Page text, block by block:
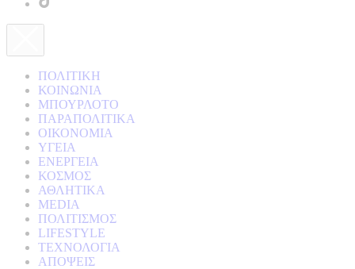
ΠΟΛΙΤΙΚΗ
ΚΟΙΝΩΝΙΑ
ΜΠΟΥΡΛΟΤΟ
ΠΑΡΑΠΟΛΙΤΙΚΑ
ΟΙΚΟΝΟΜΙΑ
ΥΓΕΙΑ
ΕΝΕΡΓΕΙΑ
ΚΟΣΜΟΣ
ΑΘΛΗΤΙΚΑ
MEDIA
ΠΟΛΙΤΙΣΜΟΣ
LIFESTYLE
ΤΕΧΝΟΛΟΓΙΑ
ΑΠΟΨΕΙΣ